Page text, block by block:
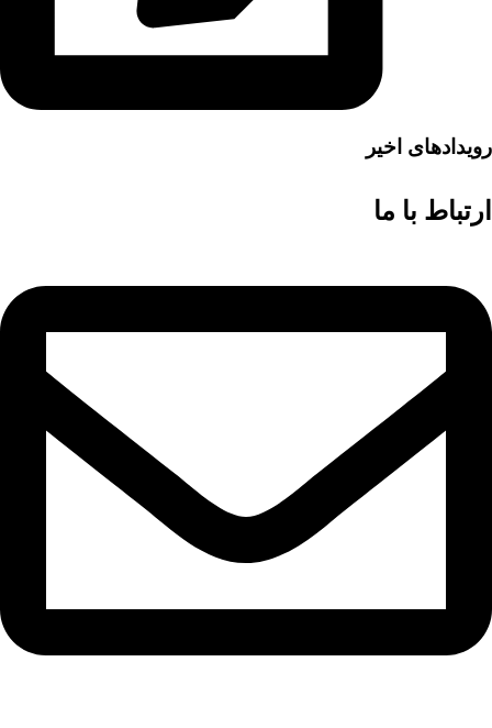
رویدادهای اخیر
ارتباط با ما